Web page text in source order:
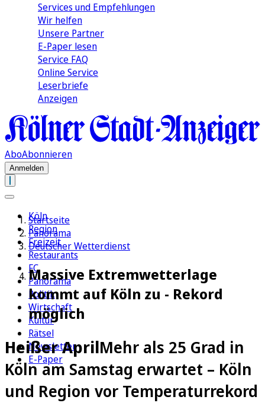
Services und Empfehlungen
Wir helfen
Unsere Partner
E-Paper lesen
Service FAQ
Online Service
Leserbriefe
Anzeigen
AboAbonnieren
Anmelden
Köln
Region
Freizeit
Restaurants
FC
Panorama
Politik
Wirtschaft
Kultur
Rätsel
Newsletter
E-Paper
Startseite
Panorama
Deutscher Wetterdienst
Massive Extremwetterlage
kommt auf Köln zu - Rekord
möglich
Heißer AprilMehr als 25 Grad in
Köln am Samstag erwartet – Köln
und Region vor Temperaturrekord